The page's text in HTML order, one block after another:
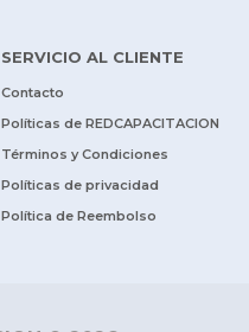
SERVICIO AL CLIENTE
Contacto
Políticas de REDCAPACITACION
Términos y Condiciones
Políticas de privacidad
Política de Reembolso